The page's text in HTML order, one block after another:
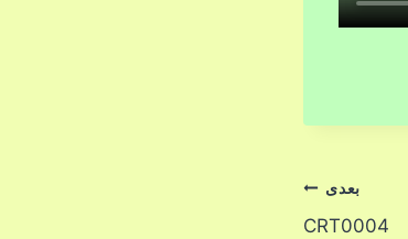
بعدی
CRT0004